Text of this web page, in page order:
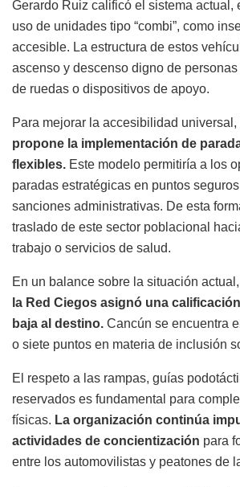
Gerardo Ruiz calificó el sistema actual,
uso de unidades tipo “combi”, como
accesible. La estructura de estos
ascenso y descenso digno de
de ruedas o dispositivos de apoyo.
Para mejorar la accesibilidad universal,
propone la implementación de
flexibles. Este modelo permitiría a los
paradas estratégicas en puntos
sanciones administrativas. De esta
traslado de este sector poblacional
trabajo o servicios de salud.
En un balance sobre la situación actual,
la Red Ciegos asignó una
baja al destino. Cancún se encuentra
o siete puntos en materia de inclusión
El respeto a las rampas, guías
reservados es fundamental para
físicas. La organización continúa
actividades de concientización para
entre los automovilistas y peatones de